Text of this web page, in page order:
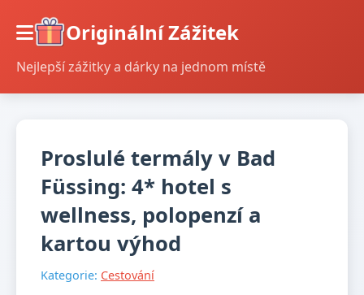
Originální Zážitek
Nejlepší zážitky a dárky na jednom místě
Proslulé termály v Bad
Füssing: 4* hotel s
wellness, polopenzí a
kartou výhod
Kategorie: Cestování